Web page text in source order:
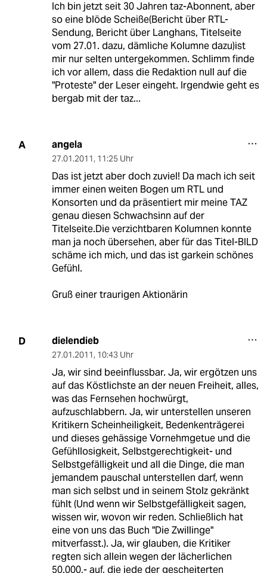
Ich bin jetzt seit 30 Jahren taz-Abonnent, aber
so eine blöde Scheiße(Bericht über RTL-
Sendung, Bericht über Langhans, Titelseite
vom 27.01. dazu, dämliche Kolumne dazu)ist
mir nur selten untergekommen. Schlimm finde
ich vor allem, dass die Redaktion null auf die
"Proteste" der Leser eingeht. Irgendwie geht es
bergab mit der taz...
A angela
27.01.2011, 11:25 Uhr
Das ist jetzt aber doch zuviel! Da mach ich seit
immer einen weiten Bogen um RTL und
Konsorten und da präsentiert mir meine TAZ
genau diesen Schwachsinn auf der
Titelseite.Die verzichtbaren Kolumnen konnte
man ja noch übersehen, aber für das Titel-BILD
schäme ich mich, und das ist garkein schönes
Gefühl.
Gruß einer traurigen Aktionärin
D dielendieb
27.01.2011, 10:43 Uhr
Ja, wir sind beeinflussbar. Ja, wir ergötzen uns
auf das Köstlichste an der neuen Freiheit, alles,
was das Fernsehen hochwürgt,
aufzuschlabbern. Ja, wir unterstellen unseren
Kritikern Scheinheiligkeit, Bedenkenträgerei
und dieses gehässige Vornehmgetue und die
Gefühllosigkeit, Selbstgerechtigkeit- und
Selbstgefälligkeit und all die Dinge, die man
jemandem pauschal unterstellen darf, wenn
man sich selbst und in seinem Stolz gekränkt
fühlt (Und wenn wir Selbstgefälligkeit sagen,
wissen wir, wovon wir reden. Schließlich hat
eine von uns das Buch "Die Zwillinge"
mitverfasst.). Ja, wir glauben, die Kritiker
regten sich allein wegen der lächerlichen
50.000,- auf, die jede der gescheiterten